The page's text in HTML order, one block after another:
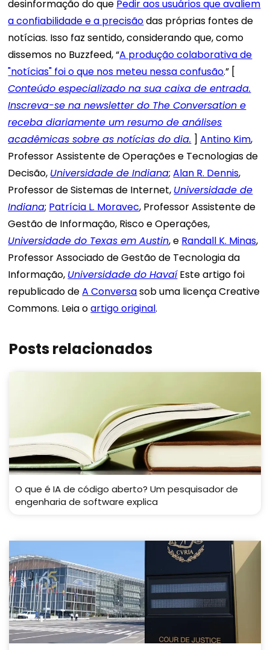
desinformação do que Pedir aos usuários que avaliem
a confiabilidade e a precisãodas próprias fontes de
notícias. Isso faz sentido, considerando que, como
dissemos no Buzzfeed, “A produção colaborativa de
"notícias" foi o que nos meteu nessa confusão.” [
Conteúdo especializado na sua caixa de entrada.
Inscreva-se na newsletter do The Conversation e
receba diariamente um resumo de análises
acadêmicas sobre as notícias do dia. ]Antino Kim,
Professor Assistente de Operações e Tecnologias de
Decisão, Universidade de Indiana;Alan R. Dennis,
Professor de Sistemas de Internet, Universidade de
Indiana; Patrícia L. Moravec, Professor Assistente de
Gestão de Informação, Risco e Operações,
Universidade do Texas em Austin, e Randall K. Minas,
Professor Associado de Gestão de Tecnologia da
Informação, Universidade do HavaíEste artigo foi
republicado deA Conversasob uma licença Creative
Commons. Leia oartigo original.
Posts relacionados
O que é IA de código aberto? Um pesquisador de
engenharia de software explica